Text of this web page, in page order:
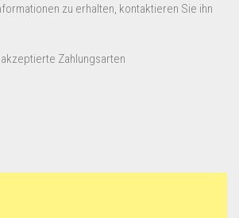
zu erhalten, kontaktieren Sie ihn
Zahlungsarten